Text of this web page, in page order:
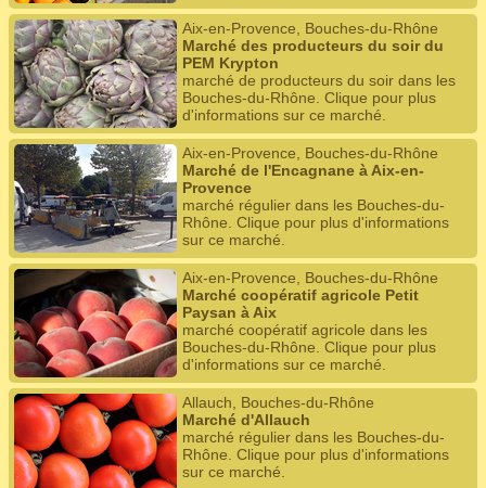
Aix-en-Provence, Bouches-du-Rhône
Marché des producteurs du soir du
PEM Krypton
marché de producteurs du soir dans les
Bouches-du-Rhône. Clique pour plus
d'informations sur ce marché.
Aix-en-Provence, Bouches-du-Rhône
Marché de l'Encagnane à Aix-en-
Provence
marché régulier dans les Bouches-du-
Rhône. Clique pour plus d'informations
sur ce marché.
Aix-en-Provence, Bouches-du-Rhône
Marché coopératif agricole Petit
Paysan à Aix
marché coopératif agricole dans les
Bouches-du-Rhône. Clique pour plus
d'informations sur ce marché.
Allauch, Bouches-du-Rhône
Marché d'Allauch
marché régulier dans les Bouches-du-
Rhône. Clique pour plus d'informations
sur ce marché.